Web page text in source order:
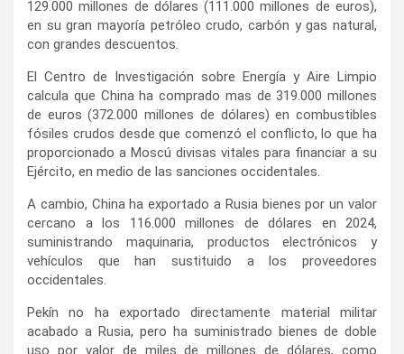
129.000 millones de dólares (111.000 millones de euros),
en su gran mayoría petróleo crudo, carbón y gas natural,
con grandes descuentos.
El Centro de Investigación sobre Energía y Aire Limpio
calcula que China ha comprado mas de 319.000 millones
de euros (372.000 millones de dólares) en combustibles
fósiles crudos desde que comenzó el conflicto, lo que ha
proporcionado a Moscú divisas vitales para financiar a su
Ejército, en medio de las sanciones occidentales.
A cambio, China ha exportado a Rusia bienes por un valor
cercano a los 116.000 millones de dólares en 2024,
suministrando maquinaria, productos electrónicos y
vehículos que han sustituido a los proveedores
occidentales.
Pekín no ha exportado directamente material militar
acabado a Rusia, pero ha suministrado bienes de doble
uso por valor de miles de millones de dólares, como